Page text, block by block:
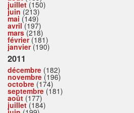
juillet(150)
juin (213)
mai (149)
avril(197)
mars(218)
février(181)
janvier(190)
2011
décembre (182)
novembre (196)
octobre (174)
septembre (181)
août (177)
juillet(184)